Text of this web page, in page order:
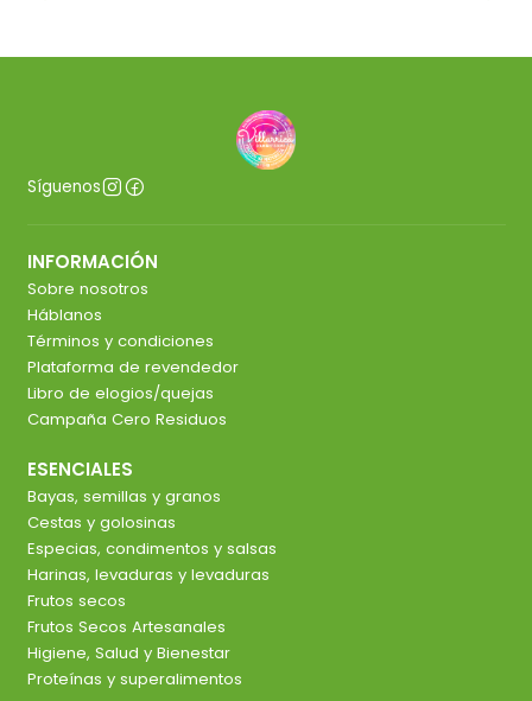
Síguenos
INFORMACIÓN
Sobre nosotros
Háblanos
Términos y condiciones
Plataforma de revendedor
Libro de elogios/quejas
Campaña Cero Residuos
ESENCIALES
Bayas, semillas y granos
Cestas y golosinas
Especias, condimentos y salsas
Harinas, levaduras y levaduras
Frutos secos
Frutos Secos Artesanales
Higiene, Salud y Bienestar
Proteínas y superalimentos